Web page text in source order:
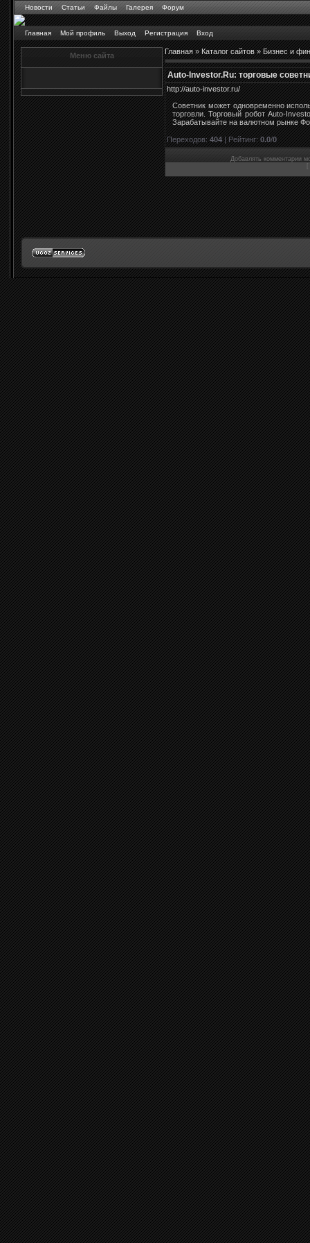
Новости Статьи Файлы Галерея Форум
Главная Мой профиль Выход Регистрация Вход
Меню сайта Главная»Каталог сайтов»Бизнес и
Auto-Investor.Ru: торговые
http://auto-investor.ru/
Советник может одновременно
торговли. Торговый робот Auto-
Зарабатывайте на валютном рынке
Переходов:404|Рейтинг:0.0/0
Добавлять комментарии